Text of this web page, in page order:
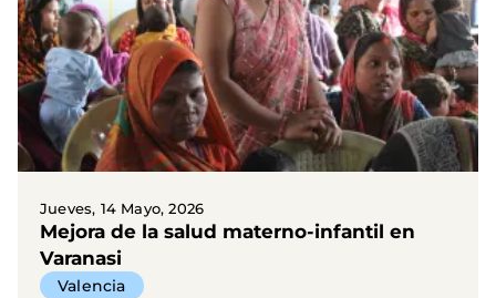
Jueves, 14 Mayo, 2026
Mejora de la salud materno-infantil en
Varanasi
Valencia